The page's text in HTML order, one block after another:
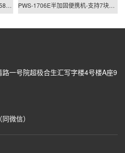
Xingtac XHCQ570AY23 / XHCW580AY23 PWS-1706E半加固便携机-支持7块PCIE/PCI板卡扩展
一号院超极合生汇写字楼4号楼A座9
微信）